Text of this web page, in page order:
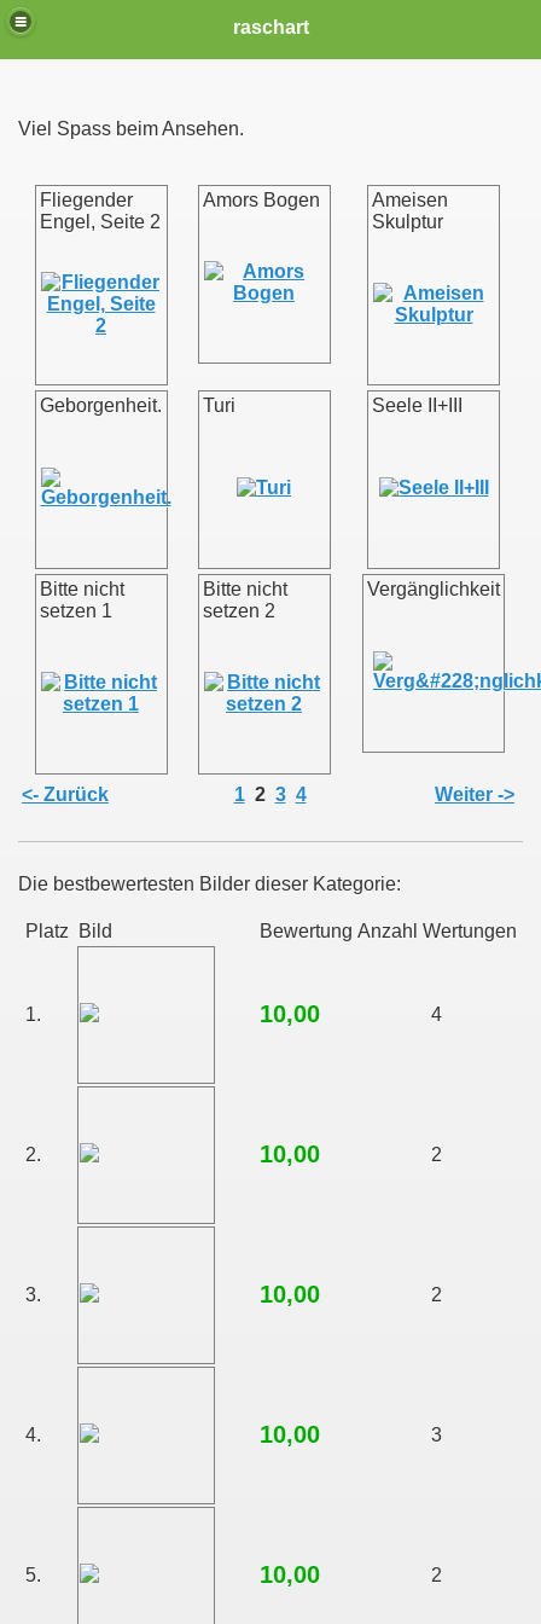
raschart
Viel Spass beim Ansehen.
Fliegender
Engel, Seite 2
Amors Bogen
Ameisen
Skulptur
Geborgenheit. Turi Seele II+III
Bitte nicht
setzen 1
Bitte nicht
setzen 2
Vergänglichkeit
<- Zurück 1 2 3 4 Weiter ->
Die bestbewertesten Bilder dieser Kategorie:
Platz Bild Bewertung Anzahl Wertungen
1. 10,00 4
2. 10,00 2
3. 10,00 2
4. 10,00 3
5. 10,00 2